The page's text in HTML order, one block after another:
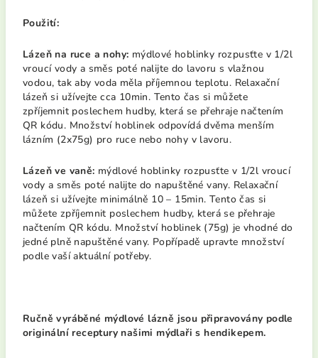
Použití:
Lázeň na ruce a nohy: mýdlové hoblinky rozpusťte v 1/2l
vroucí vody a směs poté nalijte do lavoru s vlažnou
vodou, tak aby voda měla příjemnou teplotu. Relaxační
lázeň si užívejte cca 10min. Tento čas si můžete
zpříjemnit poslechem hudby, která se přehraje načtením
QR kódu. Množství hoblinek odpovídá dvěma menším
lázním (2x75g) pro ruce nebo nohy v lavoru.
Lázeň ve vaně: mýdlové hoblinky rozpusťte v 1/2l vroucí
vody a směs poté nalijte do napuštěné vany. Relaxační
lázeň si užívejte minimálně 10 – 15min. Tento čas si
můžete zpříjemnit poslechem hudby, která se přehraje
načtením QR kódu. Množství hoblinek (75g) je vhodné do
jedné plně napuštěné vany. Popřípadě upravte množství
podle vaší aktuální potřeby.
Ručně vyráběné mýdlové lázně jsou připravovány podle
originální receptury našimi mýdlaři s hendikepem.